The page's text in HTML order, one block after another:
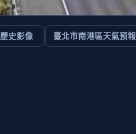
歷史影像 臺北市南港區天氣預報